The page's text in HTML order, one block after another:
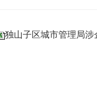
独山子区城市管理局涉